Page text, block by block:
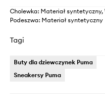
Cholewka: Materiał
Podeszwa: Materiał syntetyczny
Tagi
Buty dla dziewczynek Puma
Sneakersy Puma